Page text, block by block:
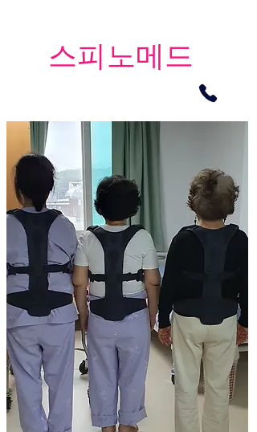
​스피노메드